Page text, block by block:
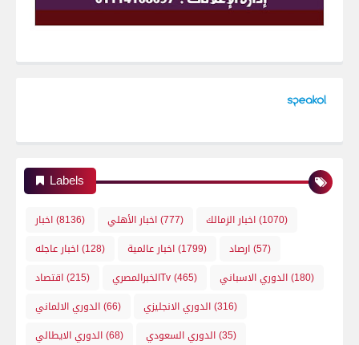
Labels
اخبار(8136) اخبار الأهلي(777) اخبار الزمالك(1070)
اخبار عاجله(128) اخبار عالمية(1799) ارصاد(57)
اقتصاد(215) الخبرالمصريTv(465) الدوري الاسباني(180)
الدوري الالماني(66) الدوري الانجليزي(316)
الدوري الايطالي(68) الدوري السعودي(35)